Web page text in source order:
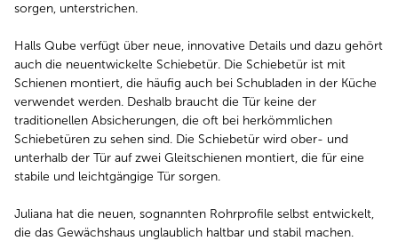
sorgen, unterstrichen.
Halls Qube verfügt über neue, innovative Details und dazu gehört
auch die neuentwickelte Schiebetür. Die Schiebetür ist mit
Schienen montiert, die häufig auch bei Schubladen in der Küche
verwendet werden. Deshalb braucht die Tür keine der
traditionellen Absicherungen, die oft bei herkömmlichen
Schiebetüren zu sehen sind. Die Schiebetür wird ober- und
unterhalb der Tür auf zwei Gleitschienen montiert, die für eine
stabile und leichtgängige Tür sorgen.
Juliana hat die neuen, sognannten Rohrprofile selbst entwickelt,
die das Gewächshaus unglaublich haltbar und stabil machen.